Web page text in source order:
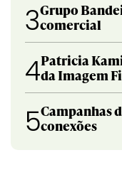
3Grupo
comercial
4Patricia
da Imagem
5Campanhas
conexões